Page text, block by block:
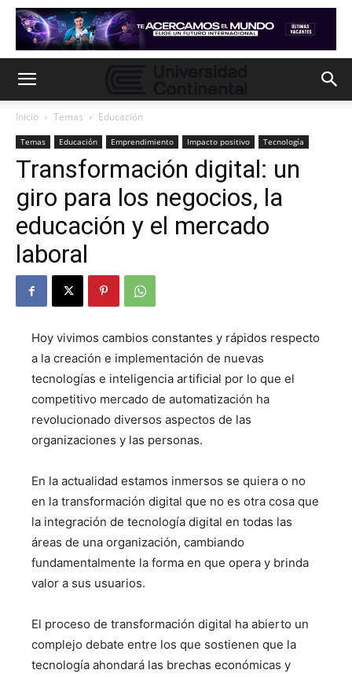
Inicio Temas Educación
Temas Educación Emprendimiento Impacto positivo Tecnología
Transformación digital: un
giro para los negocios, la
educación y el mercado
laboral
Hoy vivimos cambios constantes y rápidos respecto
a la creación e implementación de nuevas
tecnologías e inteligencia artificial por lo que el
competitivo mercado de automatización ha
revolucionado diversos aspectos de las
organizaciones y las personas.
En la actualidad estamos inmersos se quiera o no
en la transformación digital que no es otra cosa que
la integración de tecnología digital en todas las
áreas de una organización, cambiando
fundamentalmente la forma en que opera y brinda
valor a sus usuarios.
El proceso de transformación digital ha abierto un
complejo debate entre los que sostienen que la
tecnología ahondará las brechas económicas y